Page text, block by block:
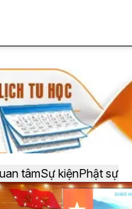
tâmSự kiệnPhật sự